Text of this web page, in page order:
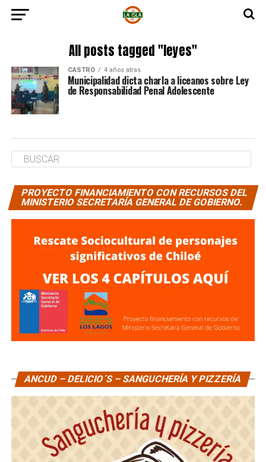
All posts tagged "leyes"
CASTRO 4 años atras
Municipalidad dicta charla a liceanos sobre Ley
de Responsabilidad Penal Adolescente
PROYECTO FINANCIAMIENTO CON RECURSOS DEL
MINISTERIO SECRETARÍA GENERAL DE GOBIERNO.
ANCUD – DELICIO´S – SANGUCHERÍA Y PIZZERÍA